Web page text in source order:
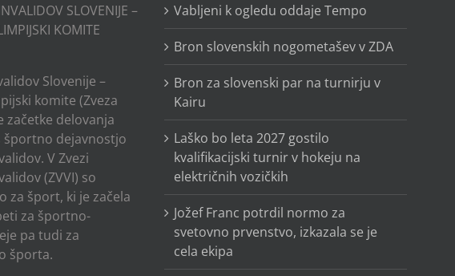
SLOVENIJE –
KOMITE
Slovenije –
komite (Zveza
začetke delovanja
športno dejavnostjo
V Zvezi
(ZVVI) so
za šport, ki je začela
za športno-
pa tudi za
športa.
Vabljeni k ogledu oddaje Tempo
Bron slovenskih nogometašev v ZDA
Bron za slovenski par na turnirju v
Kairu
Laško bo leta 2027 gostilo
kvalifikacijski turnir v hokeju na
električnih vozičkih
Jožef Franc potrdil normo za
svetovno prvenstvo, izkazala se je
cela ekipa